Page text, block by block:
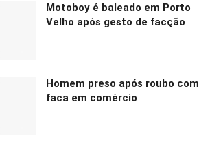
Motoboy é baleado em Porto
Velho após gesto de facção
Homem preso após roubo com
faca em comércio